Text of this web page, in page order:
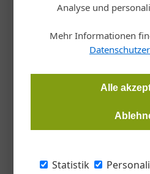
Analyse und
Mehr Informationen
Alle
Statistik
Wallackgasse 7, 1230 Wien,